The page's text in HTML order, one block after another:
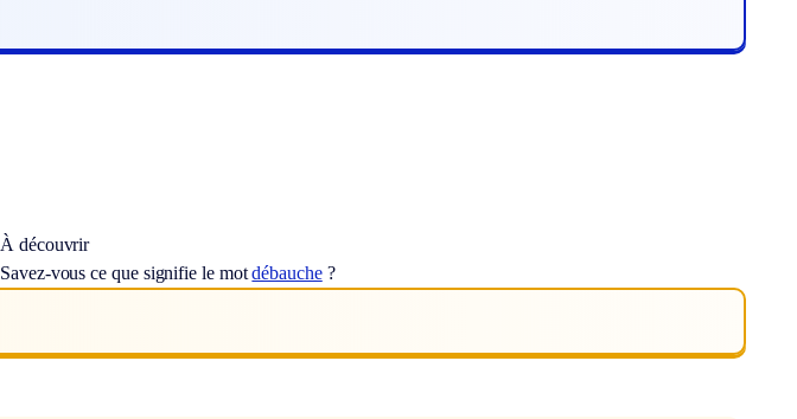
À découvrir
Savez-vous ce que signifie le motdébauche?